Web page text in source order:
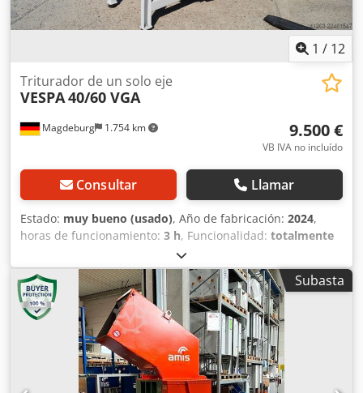
1 / 12
Magdeburg 1.754 km
Triturador de un solo eje
VESPA40/60 VGA
9.500 €
VB IVA no incluído
Consultar Llamar
Estado: muy bueno (usado), Año de fabricación: 2024,
horas de funcionamiento: 3 h, Funcionalidad: totalmente
, Trituradora de un solo eje, modelo Vespa 40/60
VGA, fabricada en 2024, con 3 horas de funcionamiento
para pruebas, 16 cuchillas en el eje, tamaño de orificio de
15 mm, longitud del eje de 590 mm, potencia de 15 kW,
peso de 1620 kg, número de serie 990. Cjdpfx
Ahjzqtdnoaorf
Subasta